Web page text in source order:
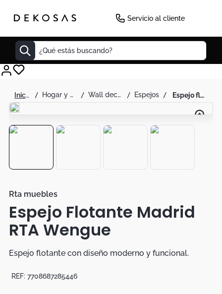
Servicio al cliente
¿Qué estás buscando?
hogar y decoración wall decor espejos espejo flotante madrid rta wengue
Rta muebles
Espejo Flotante Madrid
RTA Wengue
Espejo flotante con diseño moderno y funcional.
REF: 7708687285446
Decoracion
Cuadro
Sillas
Duvet
Botas